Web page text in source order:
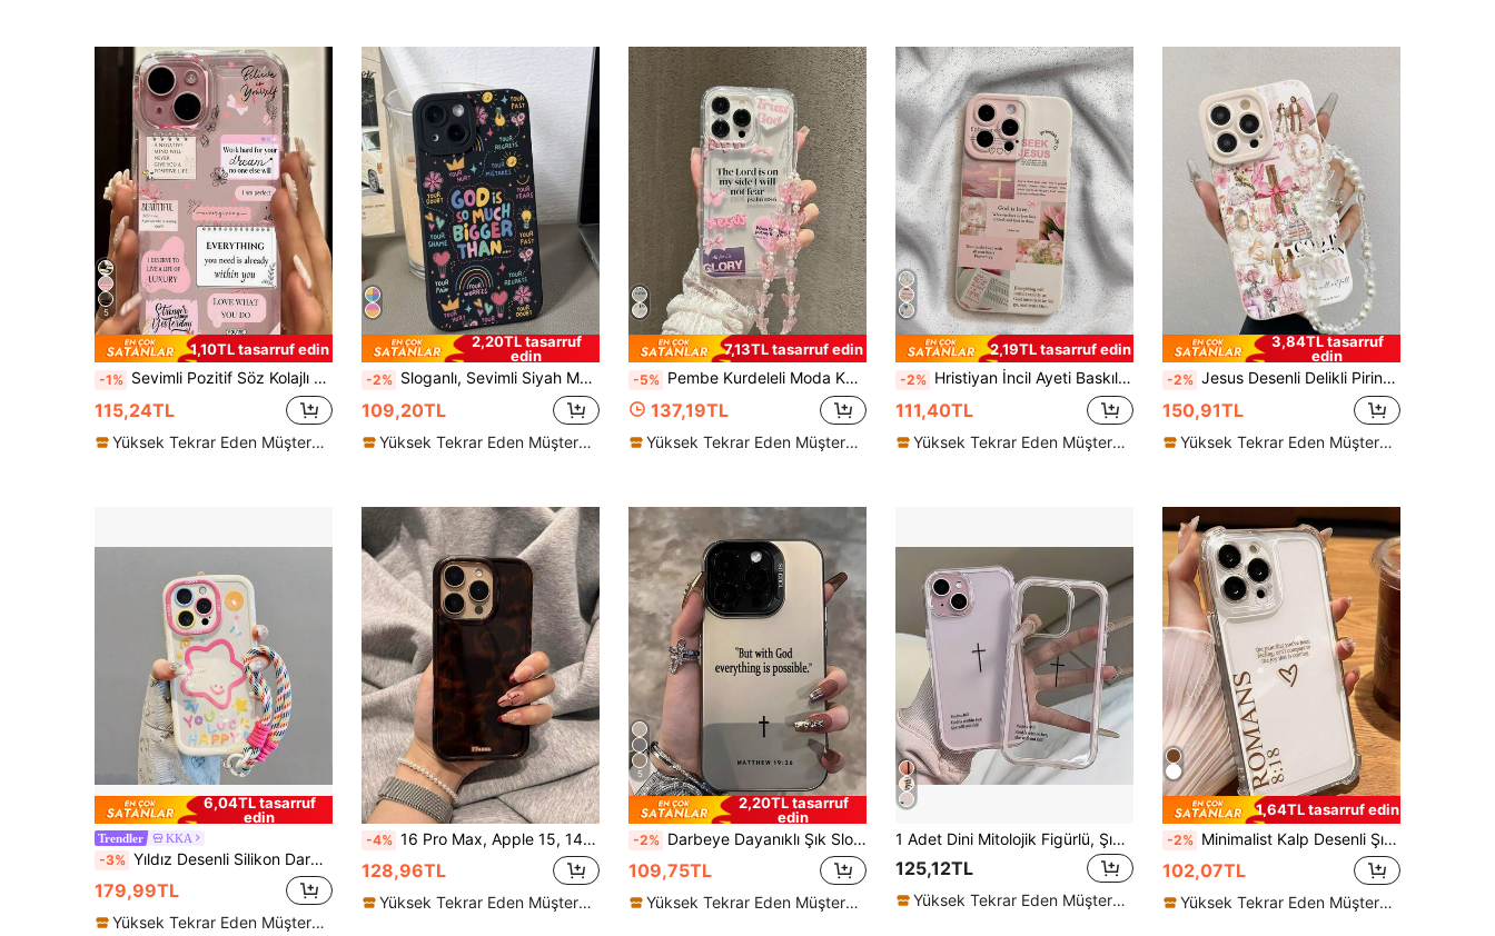
5
1,10TL tasarruf edin
-1% Sevimli Pozitif Söz Kolajlı Ayna Telefon Kılıfı, İlham Verici Motivasyonel Metin Çıkartmalı Estetik Koruyucu Telefon Kılıfı, 11/12/13/14/15/15pro/15 Plus/15 Promax/12pro/13pro/14pro/11promax/12promax/13promax/14promax/14plus ve Galaxy Galaxy/A54/A14/A12/A13/A15/A32/A33/A24/S20/S21/S22/S23/S24/S23Plus/S24ultra ile Uyumlu
115,24TL
Yüksek Tekrar Eden Müşteriler
2,20TL tasarruf
edin
-2% Sloganlı, Sevimli Siyah Moda Telefon Kılıfları, Darbeye Dayanıklı, 1 Adet, Renkli Sıcak Hava Balonu Kelebek Baskılı, Delikli Kedi Gözü Kaymaz Telefon Kılıfı, 11/12/13/14/15 Pro Max ile Uyumlu, Su Geçirmez, Darbeye Dayanıklı, Düşmeye Karşı Dayanıklı, Çizilmeye Karşı Dayanıklı, Uluslararası Versiyon (Yerli Versiyon Değil), İlkbahar
109,20TL
Yüksek Tekrar Eden Müşteriler
7,13TL tasarruf edin
-5% Pembe Kurdeleli Moda Kurdeleli Harf Yama Desenli Düşmeye Karşı Koruyucu Telefon Kılıfı, 1 Adet Telefon Askısı Dahil, 17/16 Pro Max, 15, 14/13, 12, 11 Pro Max, XS Max, X, XR, 8, 7, Plus, Mini ile Uyumlu, Doğum Günü Hediyesi, Kız Arkadaş, Erkek Arkadaş veya Kendiniz İçin Uygun, Bahar ve Paskalya Hediyesi
137,19TL
Yüksek Tekrar Eden Müşteriler
2,19TL tasarruf edin
-2% Hristiyan İncil Ayeti Baskılı Telefon Kılıfı, ve Galaxy/A54/A14/A12/A13/A15/A32/A33/A24/A52S/S20/S21/S22/S23/S24/S23Plus/S24Ultra/S25/A15/A33/A23/A07/A17/S26/A56/A57 ile Uyumlu, Yamaçlı Haç Desenli Darbeye Dayanıklı Koruyucu Kılıf, Pembe
111,40TL
Yüksek Tekrar Eden Müşteriler
3,84TL tasarruf
edin
-2% Jesus Desenli Delikli Pirinç Rengi Boyalı Bileklik Askılı Minimalist Moda Yaratıcı Darbe Emici Telefon Kılıfı, Ip 17/Ip 17pro/Ip 17promax/IP16/11/16pro/16plus/16promax/16e/15Promax/13/14/12/XS/XR/7G/8P ve Galaxy S25/S25PLUS/S25 Ultra/A16/A36/A26/A56/A50/A12/A32/A52/A72/A51/A21S/A13/A14/S24/S24PLUS/S24Ultra/S20/S23/S22/A53/S20FE/S21 ile Uyumlu Koruyucu Kılıf
150,91TL
Yüksek Tekrar Eden Müşteriler
6,04TL tasarruf
edin
Trendler KKA
-3% Yıldız Desenli Silikon Darbeye Dayanıklı Pembe 3D Yıldız Desenli Krem Silikon Darbeye Dayanıklı Renkli Yıldız ve Harf Desenli Moda Telefon Kılıfı, Askılı, Gençler İçin Uygun, 16/7/8/11/12/13/14/15/X/XR/Xs/Plus/Pro/Pro Max/SE2/16E ile Uyumlu, Su Geçirmez, Darbeye Dayanıklı, Düşmeye Karşı Korumalı, Çizilmeye Karşı Korumalı, Bahar Doğum Günü Hediyesi, Parti İçin İdeal
179,99TL
Yüksek Tekrar Eden Müşteriler
-4% 16 Pro Max, Apple 15, 14, 12 Pro, 13 Pro Max ile Uyumlu Sonbahar/Kış Retro Siyah Kahverengi Kaplumbağa Kabuğu Folyo Desenli Telefon Kılıfı, Kadınlar İçin Yumuşak Tam Kapsamlı Düşme Karşıtı Koruyucu Kılıf, Ürün Rengi Farklı Açılarda Hafifçe Değişebilir
128,96TL
Yüksek Tekrar Eden Müşteriler
5
2,20TL tasarruf
edin
-2% Darbeye Dayanıklı Şık Sloganlı İncil Ayeti Alıntısı Haç Grafikli Telefon Kılıfı, 1 Adet Darbeye Dayanıklı Koruyucu Kılıf, 16 Pro Max/15/14 Plus/13/12/11 ile Uyumlu, Paskalya Hediyesi, Bahar ve Doğum Günü Hediyesi
109,75TL
Yüksek Tekrar Eden Müşteriler
1 Adet Dini Mitolojik Figürlü, Şık, Darbeye Dayanıklı, Çift Katmanlı Şeffaf, Minimalist, Pembe Siyah Haç ve İncil Ayeti Desenli Koruyucu Telefon Kılıfı, Pembe Tamponlu, 11 12 13 14 15 16 17 Pro Max ile Uyumlu, Doğum Günü Hediyesi, Kutlama İçin Uygun
125,12TL
Yüksek Tekrar Eden Müşteriler
1,64TL tasarruf edin
-2% Minimalist Kalp Desenli Şık Telefon Kılıfı 1 Adet Sade Dini Sloganlı Grafiti ve Kalp Desenli Darbeye Dayanıklı Şeffaf Telefon Kılıfı 11/12/13/14/15/16 Pro Max ile Uyumlu Su Geçirmez Düşmeye Karşı Dayanıklı Çizilmeye Karşı Dayanıklı Paskalya Hediyesi Bahar Hediyesi, Uluslararası Versiyon, Yerli Versiyon Değil
102,07TL
Yüksek Tekrar Eden Müşteriler